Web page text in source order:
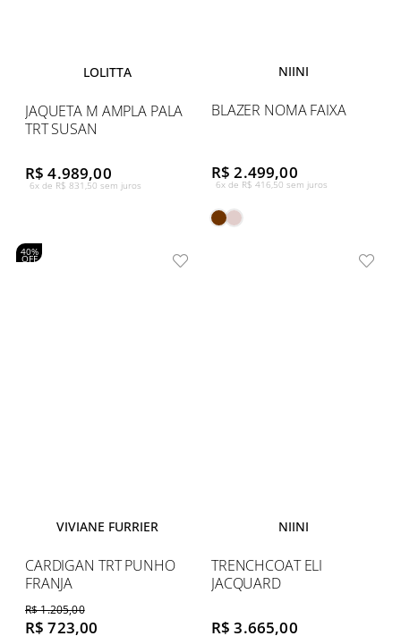
LOLITTA
JAQUETA M AMPLA PALA
TRT SUSAN
R$ 4.989,00
6x de R$ 831,50 sem juros
NIINI
BLAZER NOMA FAIXA
R$ 2.499,00
6x de R$ 416,50 sem juros
40%
OFF
VIVIANE FURRIER
CARDIGAN TRT PUNHO
FRANJA
R$ 1.205,00
R$ 723,00
NIINI
TRENCHCOAT ELI
JACQUARD
R$ 3.665,00